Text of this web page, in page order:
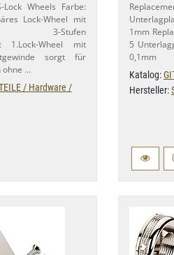
Wheels Farbe:
Lock-​Wheel mit
3-​Stufen
1.​Lock-​Wheel mit
sorgt für
ohne …
/ Hardware /
1mm
5
0,​1mm
Katalog:
Hersteller: